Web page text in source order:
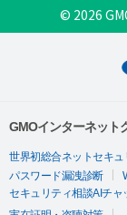
© 2026